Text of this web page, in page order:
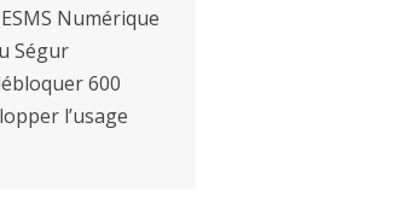
Numérique
Ségur
600
l’usage